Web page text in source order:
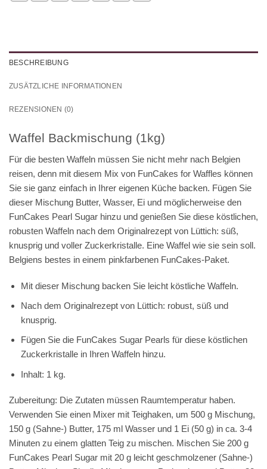
BESCHREIBUNG
ZUSÄTZLICHE INFORMATIONEN
REZENSIONEN (0)
Waffel Backmischung (1kg)
Für die besten Waffeln müssen Sie nicht mehr nach Belgien
reisen, denn mit diesem Mix von FunCakes for Waffles können
Sie sie ganz einfach in Ihrer eigenen Küche backen. Fügen Sie
dieser Mischung Butter, Wasser, Ei und möglicherweise den
FunCakes Pearl Sugar hinzu und genießen Sie diese köstlichen,
robusten Waffeln nach dem Originalrezept von Lüttich: süß,
knusprig und voller Zuckerkristalle. Eine Waffel wie sie sein soll.
Belgiens bestes in einem pinkfarbenen FunCakes-Paket.
Mit dieser Mischung backen Sie leicht köstliche Waffeln.
Nach dem Originalrezept von Lüttich: robust, süß und
knusprig.
Fügen Sie die FunCakes Sugar Pearls für diese köstlichen
Zuckerkristalle in Ihren Waffeln hinzu.
Inhalt: 1 kg.
Zubereitung: Die Zutaten müssen Raumtemperatur haben.
Verwenden Sie einen Mixer mit Teighaken, um 500 g Mischung,
150 g (Sahne-) Butter, 175 ml Wasser und 1 Ei (50 g) in ca. 3-4
Minuten zu einem glatten Teig zu mischen. Mischen Sie 200 g
FunCakes Pearl Sugar mit 20 g leicht geschmolzener (Sahne-)